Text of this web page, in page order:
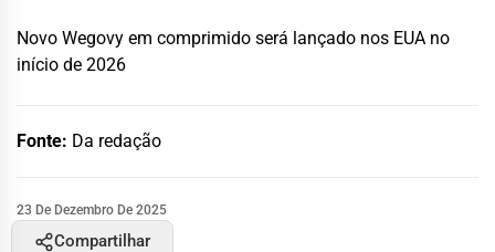
Novo Wegovy em comprimido será lançado nos EUA no
início de 2026
Fonte: Da redação
23 De Dezembro De 2025
Compartilhar